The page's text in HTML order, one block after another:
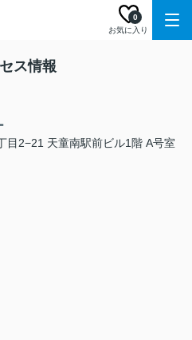
お気に入り
0
ス情報
目2−21 天童南駅前ビル1階 A号室